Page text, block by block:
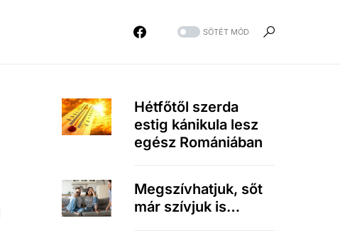
SÖTÉT MÓD
Hétfőtől szerda
estig kánikula lesz
egész Romániában
Megszívhatjuk, sőt
már szívjuk is…